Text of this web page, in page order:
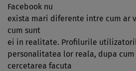
Facebook nu
exista mari diferente intre cum ar
cum sunt
ei in realitate. Profilurile
personalitatea lor reala, dupa
cercetarea facuta